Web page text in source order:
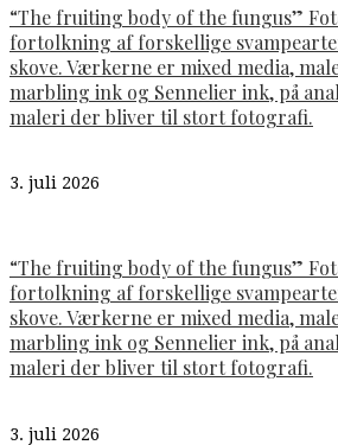
“The fruiting body of the fungus”
fortolkning af forskellige
skove. Værkerne er mixed media,
marbling ink og Sennelier ink, på
maleri der bliver til stort fotografi.
3. juli 2026
“The fruiting body of the fungus”
fortolkning af forskellige
skove. Værkerne er mixed media,
marbling ink og Sennelier ink, på
maleri der bliver til stort fotografi.
3. juli 2026